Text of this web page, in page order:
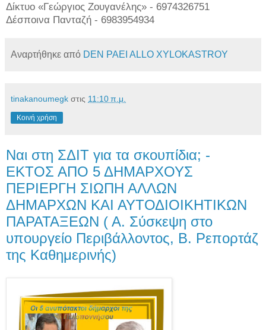
Δίκτυο «Γεώργιος Ζουγανέλης» - 6974326751
Δέσποινα Πανταζή - 6983954934
Αναρτήθηκε από DEN PAEI ALLO XYLOKASTROY
tinakanoumegk στις 11:10 π.μ.
Κοινή χρήση
Ναι στη ΣΔΙΤ για τα σκουπίδια; -
ΕΚΤΟΣ ΑΠΟ 5 ΔΗΜΑΡΧΟΥΣ
ΠΕΡΙΕΡΓΗ ΣΙΩΠΗ ΑΛΛΩΝ
ΔΗΜΑΡΧΩΝ ΚΑΙ ΑΥΤΟΔΙΟΙΚΗΤΙΚΩΝ
ΠΑΡΑΤΑΞΕΩΝ ( Α. Σύσκεψη στο
υπουργείο Περιβάλλοντος, Β. Ρεπορτάζ
της Καθημερινής)